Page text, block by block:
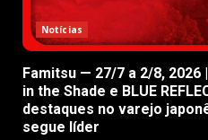
Notícias
Famitsu — 27/7 a 2/8,
in the Shade e BLUE
destaques no varejo
segue líder